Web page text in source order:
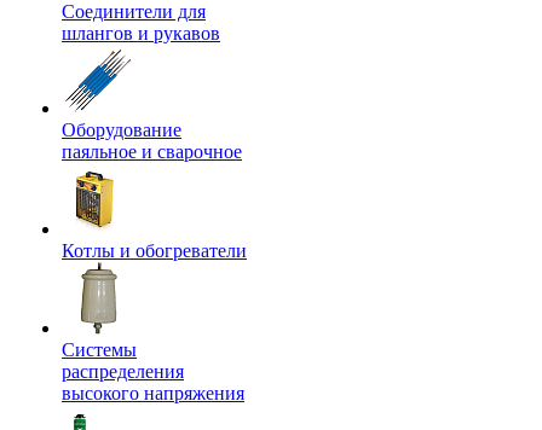
Соединители для
шлангов и рукавов
Оборудование
паяльное и сварочное
Котлы и обогреватели
Системы
распределения
высокого напряжения